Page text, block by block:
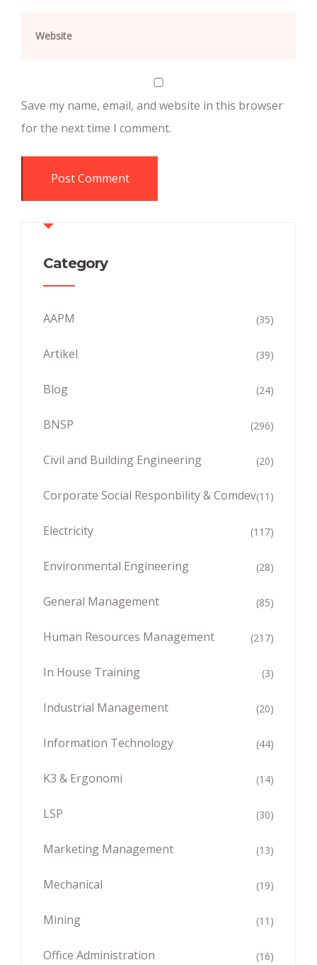
Save my name, email, and website in this browser
for the next time I comment.
Category
AAPM (35)
Artikel (39)
Blog (24)
BNSP (296)
Civil and Building Engineering (20)
Corporate Social Responbility & Comdev(11)
Electricity (117)
Environmental Engineering (28)
General Management (85)
Human Resources Management (217)
In House Training (3)
Industrial Management (20)
Information Technology (44)
K3 & Ergonomi (14)
LSP (30)
Marketing Management (13)
Mechanical (19)
Mining (11)
Office Administration (16)